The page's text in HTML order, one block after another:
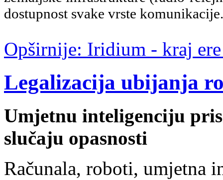
dostupnost svake vrste komunikacije.
Opširnije: Iridium - kraj
Legalizacija ubijanja
Umjetnu inteligenciju
slučaju opasnosti
Računala, roboti, umjetna